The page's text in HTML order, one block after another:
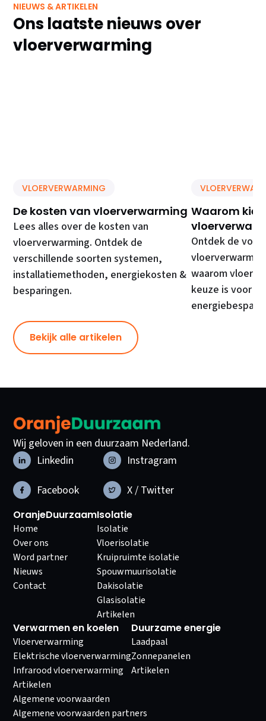
NIEUWS & ARTIKELEN
Ons laatste nieuws over
vloerverwarming
VLOERVERWARMING
De kosten van vloerverwarming
Lees alles over de kosten van
vloerverwarming. Ontdek de
verschillende soorten systemen,
installatiemethoden, energiekosten &
besparingen.
Waarom
Ontdek de
waarom
keuze is voor
Bekijk alle artikelen
Wij geloven in een duurzaam Nederland.
Linkedin
Instragram
Facebook
X / Twitter
OranjeDuurzaam
Home
Over ons
Word partner
Nieuws
Contact
Isolatie
Isolatie
Vloerisolatie
Kruipruimte isolatie
Spouwmuurisolatie
Dakisolatie
Glasisolatie
Artikelen
Verwarmen en koelen
Vloerverwarming
Elektrische vloerverwarming
Infrarood vloerverwarming
Artikelen
Duurzame energie
Laadpaal
Zonnepanelen
Artikelen
Algemene voorwaarden
Algemene voorwaarden partners